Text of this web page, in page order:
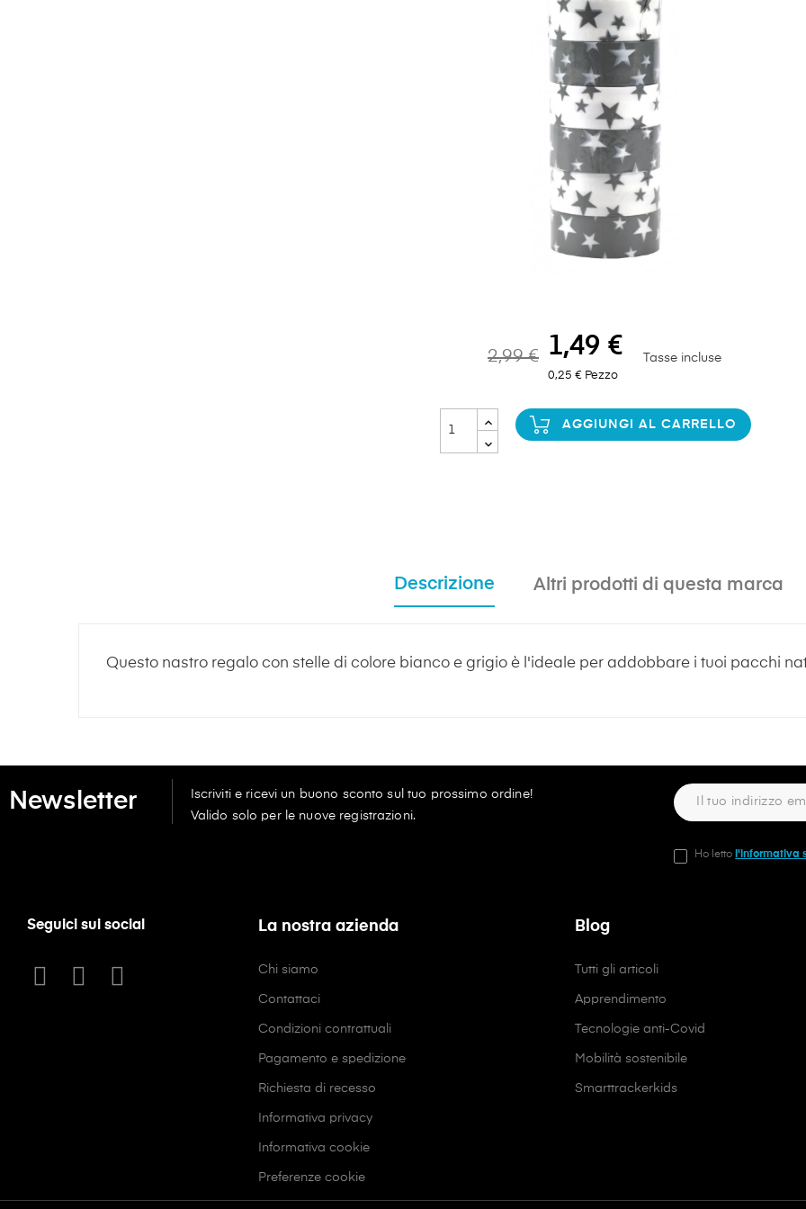
2,99 € 1,49 €
0,25 € Pezzo
Tasse incluse
AGGIUNGI AL CARRELLO
Descrizione Altri prodotti di questa marca
Questo nastro regalo con stelle di colore bianco e grigio è l'ideale per addobbare i tuoi pacchi
Newsletter
Iscriviti e ricevi un buono sconto sul tuo prossimo ordine!
Valido solo per le nuove registrazioni.
Ho letto l'informativa
Seguici sui social La nostra azienda
Chi siamo
Contattaci
Condizioni contrattuali
Pagamento e spedizione
Richiesta di recesso
Informativa privacy
Informativa cookie
Preferenze cookie
Blog
Tutti gli articoli
Apprendimento
Tecnologie anti-Covid
Mobilità sostenibile
Smarttrackerkids